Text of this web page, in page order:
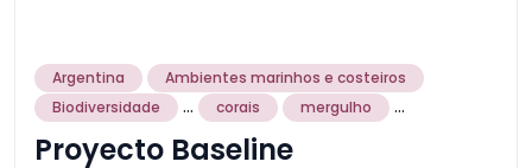
Argentina
Ambientes marinhos e costeiros
Biodiversidade
... corais mergulho ...
Proyecto Baseline